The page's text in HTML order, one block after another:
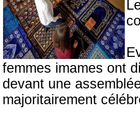
femmes imames ont
devant une
majoritairement